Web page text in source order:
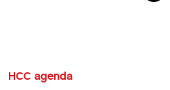
HCC agenda